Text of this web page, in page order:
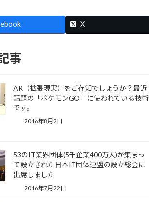
X
事
AR（拡張現実）をご存知でしょうか？最近
話題の「ポケモンGO」に使われている技術
です。
2016年8月2日
53のIT業界団体(5千企業400万人)が集まっ
て設立された日本IT団体連盟の設立総会に
出席しました
2016年7月22日